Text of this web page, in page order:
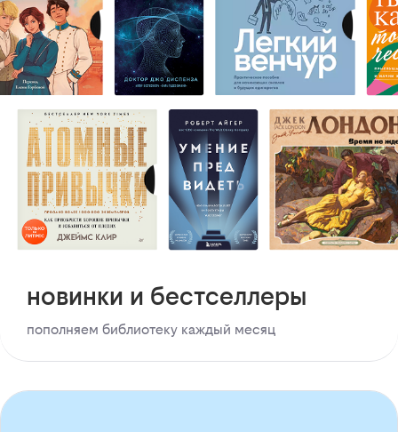
новинки и бестселлеры
пополняем библиотеку каждый месяц